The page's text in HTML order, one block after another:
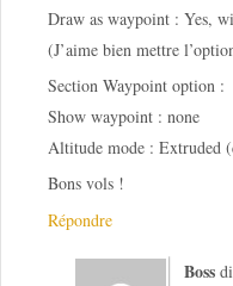
Draw as waypoint : Yes,
(J’aime bien mettre
Section Waypoint option :
Show waypoint : none
Altitude mode : Extruded
Bons vols !
Répondre
Boss